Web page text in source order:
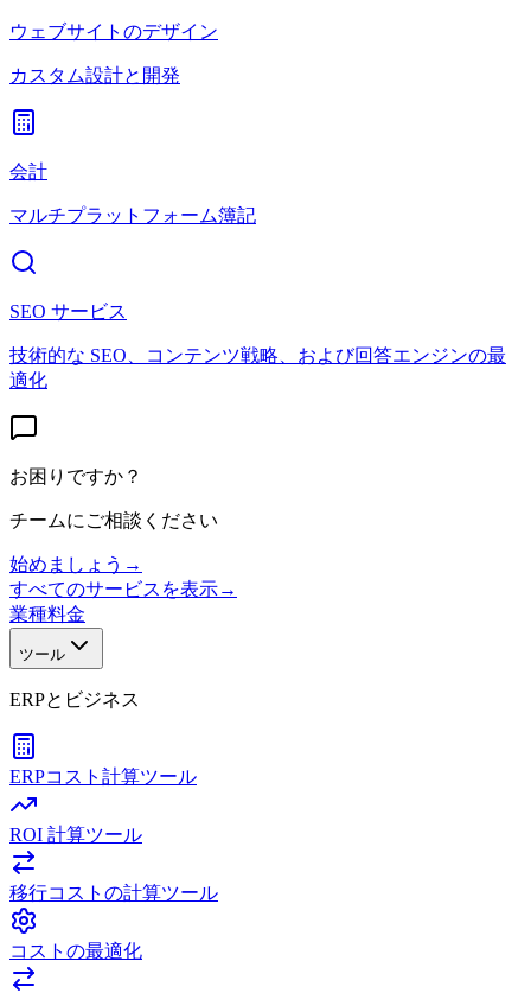
ウェブサイトのデザイン
カスタム設計と開発
会計
マルチプラットフォーム簿記
SEO サービス
技術的な SEO、コンテンツ戦略、および回答エンジンの最
適化
お困りですか？
チームにご相談ください
始めましょう →
すべてのサービスを表示→
業種料金
ツール
ERPとビジネス
ERPコスト計算ツール
ROI 計算ツール
移行コストの計算ツール
コストの最適化